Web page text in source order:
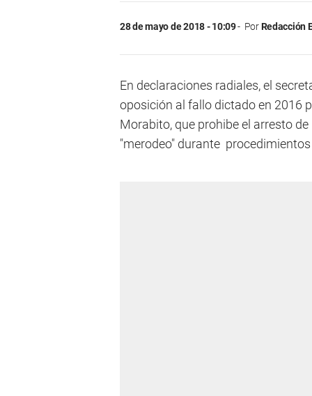
28 de mayo de 2018 - 10:09 PorRedacción
En declaraciones radiales, el
oposición al fallo dictado en 2016
Morabito, que prohibe el arresto
"merodeo" durante